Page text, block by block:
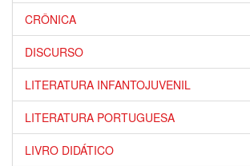
CRÔNICA
DISCURSO
LITERATURA INFANTOJUVENIL
LITERATURA PORTUGUESA
LIVRO DIDÁTICO